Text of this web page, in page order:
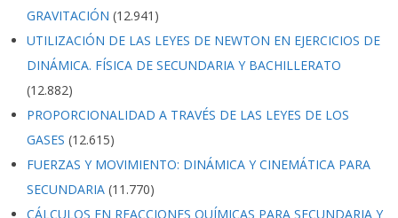
GRAVITACIÓN (12.941)
UTILIZACIÓN DE LAS LEYES DE NEWTON EN EJERCICIOS DE
DINÁMICA. FÍSICA DE SECUNDARIA Y BACHILLERATO
(12.882)
PROPORCIONALIDAD A TRAVÉS DE LAS LEYES DE LOS
GASES (12.615)
FUERZAS Y MOVIMIENTO: DINÁMICA Y CINEMÁTICA PARA
SECUNDARIA (11.770)
CÁLCULOS EN REACCIONES QUÍMICAS PARA SECUNDARIA Y